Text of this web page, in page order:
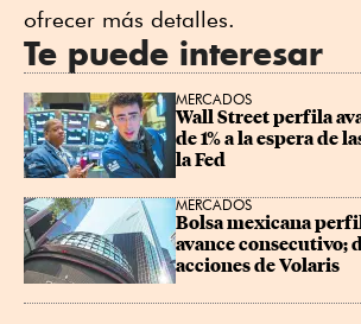
ofrecer más detalles.
Te puede interesar
MERCADOS
Wall Street perfila
de 1% a la espera de
la Fed
MERCADOS
Bolsa mexicana
avance consecutivo;
acciones de Volaris